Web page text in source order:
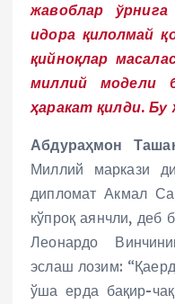
жавоблар
идора қилолмай
қийноқлар
миллий модели
ҳаракат қилди. Бу
Абдураҳмон
Миллий маркази
дипломат Акмал
кўпроқ аянчли, деб
Леонардо
эслаш лозим:
ўша ерда бақир-